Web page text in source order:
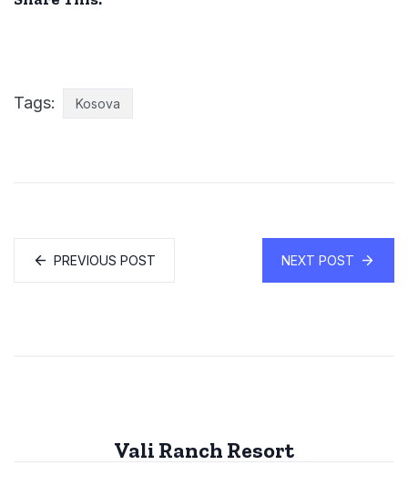
Tags: Kosova
PREVIOUS POST NEXT POST
Vali Ranch Resort